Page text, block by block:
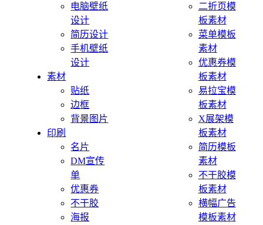
电脑壁纸
设计
简历设计
手机壁纸
设计
素材
贴纸
边框
背景图片
印刷
名片
DM宣传
单
优惠券
不干胶
海报
二折页模
板素材
菜单模板
素材
优惠券模
板素材
易拉宝模
板素材
X展架模
板素材
简历模板
素材
不干胶模
板素材
横幅广告
模板素材